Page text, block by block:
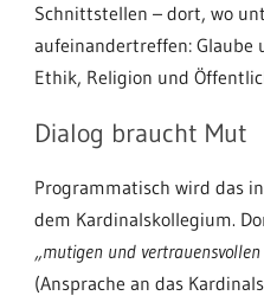
Schnittstellen – dort, wo
aufeinandertreffen: Glaube
Ethik, Religion und
Dialog braucht Mut
Programmatisch wird das
dem Kardinalskollegium.
„mutigen und
(Ansprache an das